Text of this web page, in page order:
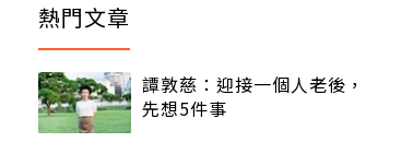
熱門文章
譚敦慈：迎接一個人老後，
先想5件事